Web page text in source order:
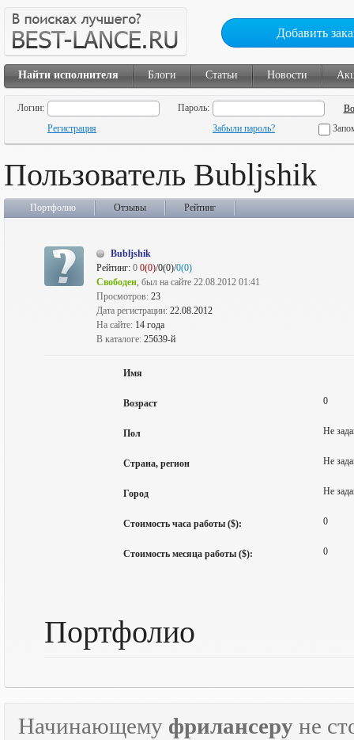
Добавить
Найти исполнителя Блоги Статьи Новости
Логин:
Пароль:
Регистрация
Забыли пароль?
Пользователь Bubljshik
Портфолио Отзывы Рейтинг
Bubljshik
Рейтинг: 0 0(0)/0(0)/0(0)
Свободен, был на сайте 22.08.2012 01:41
Просмотров: 23
Дата регистрации: 22.08.2012
На сайте: 14 года
В каталоге: 25639-й
Имя
Возраст 0
Пол Не
Страна, регион Не
Город Не
Стоимость часа работы ($): 0
Стоимость месяца работы ($): 0
Портфолио
Начинающему фрилансеру не